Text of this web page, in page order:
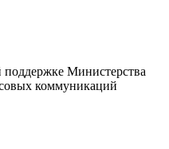
Министерства
коммуникаций